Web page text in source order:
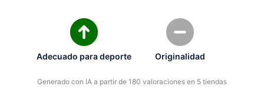
Adecuado para deporte Originalidad
Generado con IA a partir de 180 valoraciones en 5 tiendas